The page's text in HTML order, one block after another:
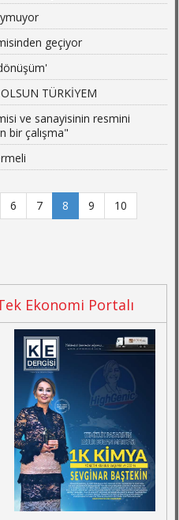
geçiyor
TÜRKİYEM
ve sanayisinin resmini
bir çalışma"
6 7 8 9
10
Ekonomi Portalı